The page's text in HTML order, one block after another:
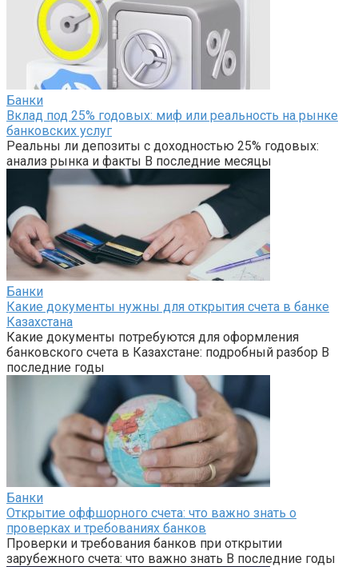
Банки
Вклад под 25% годовых: миф или реальность на рынке
банковских услуг
Реальны ли депозиты с доходностью 25% годовых:
анализ рынка и факты В последние месяцы
Банки
Какие документы нужны для открытия счета в банке
Казахстана
Какие документы потребуются для оформления
банковского счета в Казахстане: подробный разбор В
последние годы
Банки
Открытие оффшорного счета: что важно знать о
проверках и требованиях банков
Проверки и требования банков при открытии
зарубежного счета: что важно знать В последние годы